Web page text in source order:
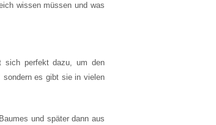
wissen müssen und was
sich perfekt dazu, um den
sondern es gibt sie in vielen
und später dann aus